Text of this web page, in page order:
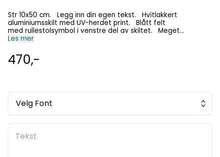
Str 10x50 cm. Legg inn din egen tekst. Hvitlakkert
aluminiumsskilt med UV-herdet print. Blått felt
med rullestolsymbol i venstre del av skiltet. Meget
værbestandig. Flatt skilt for vegg eller gjerde. Leveres
Visningsbildet vil ikke forandre seg etter at tekst er lagt inn.
Vår designer redigerer teksten på skiltet på en best mulig
Les mer
470,-
Velg Font